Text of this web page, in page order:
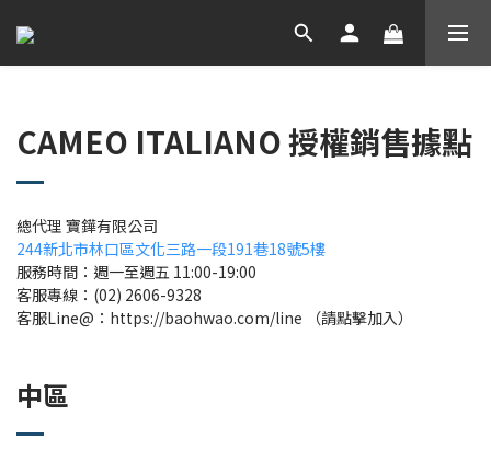
CAMEO ITALIANO 授權銷售據點
總代理 寶鏵有限公司
244新北市林口區文化三路一段191巷18號5樓
服務時間：週一至週五 11:00-19:00
客服專線：(02) 2606-9328
客服Line@：https://baohwao.com/line （請點擊加入）
中區